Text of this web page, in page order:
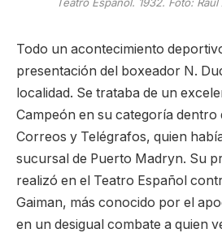
Todo un acontecimiento
presentación del boxeador N.
localidad. Se trataba de un
Campeón en su categoría dentro
Correos y Telégrafos, quien
sucursal de Puerto Madryn. Su
realizó en el Teatro Español
Gaiman, más conocido por el
en un desigual combate a quien